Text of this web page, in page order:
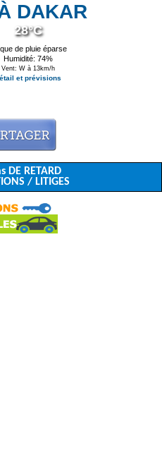
DAKAR
28°C
de pluie éparse
Humidité: 74%
Vent: W à 13km/h
et prévisions
DE RETARD
/ LITIGES